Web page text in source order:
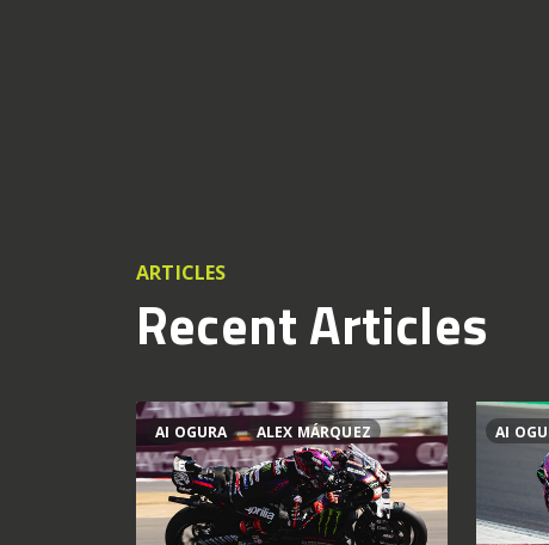
ARTICLES
Recent Articles
AI OGURA ALEX MÁRQUEZ AI